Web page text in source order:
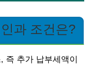
과 조건은?
즉 추가 납부세액이